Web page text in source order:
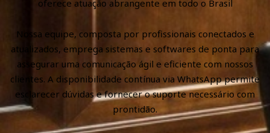
oferece atuação abrangente em todo o Brasil
Nossa equipe, composta por profissionais conectados e
atualizados, emprega sistemas e softwares de ponta para
assegurar uma comunicação ágil e eficiente com nossos
clientes. A disponibilidade contínua via WhatsApp permite
esclarecer dúvidas e fornecer o suporte necessário com
prontidão.